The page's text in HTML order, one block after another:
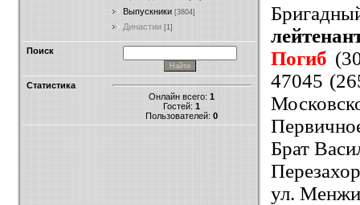
Выпускники [3804]
Династии [1]
Поиск
Статистика
Онлайн всего: 1
Гостей: 1
Пользователей: 0
Погиб
47045
Брат
ул.